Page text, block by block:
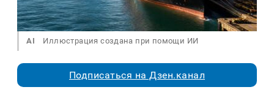
AI Иллюстрация создана при помощи ИИ
Подписаться на Дзен.канал